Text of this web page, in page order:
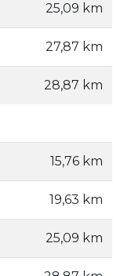
25,09 km
27,87 km
28,87 km
15,76 km
19,63 km
25,09 km